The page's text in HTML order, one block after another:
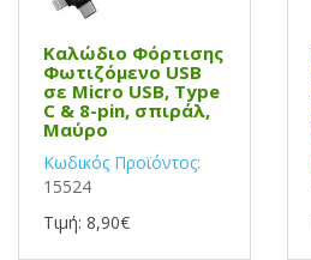
Καλώδιο Φόρτισης
Φωτιζόμενο USB
σε Micro USB, Type
C & 8-pin, σπιράλ,
Μαύρο
Κωδικός Προϊόντος:
15524
Τιμή: 8,90€